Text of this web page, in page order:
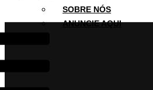
SOBRE NÓS
ANUNCIE AQUI